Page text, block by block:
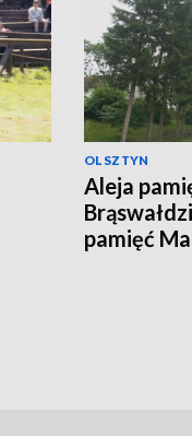
OLSZTYN
Aleja
pamięć